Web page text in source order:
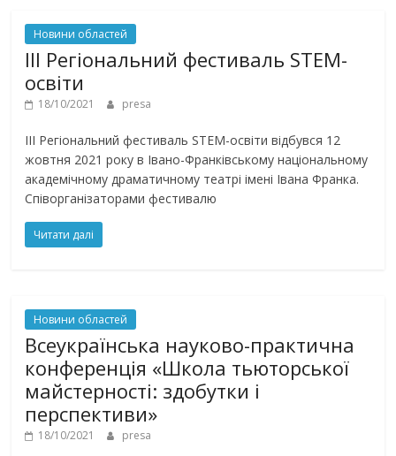
Новини областей
ІІІ Регіональний фестиваль STEM-
освіти
18/10/2021 presa
ІІІ Регіональний фестиваль STEM-освіти відбувся 12
жовтня 2021 року в Івано-Франківському національному
академічному драматичному театрі імені Івана Франка.
Співорганізаторами фестивалю
Читати далі
Новини областей
Всеукраїнська науково-практична
конференція «Школа тьюторської
майстерності: здобутки і
перспективи»
18/10/2021 presa